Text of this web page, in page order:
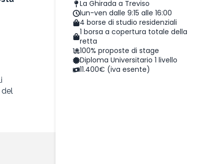
La Ghirada a Treviso
lun-ven dalle 9:15 alle 16:00
4 borse di studio residenziali
1 borsa a copertura totale della
retta
100% proposte di stage
Diploma Universitario 1 livello
11.400€ (iva esente)